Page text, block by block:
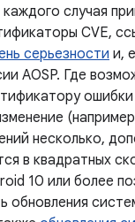
случая
CVE,
серьезности и,
AOSP. Где
ошибки
несколько,
в квадратных
10 или более
обновления